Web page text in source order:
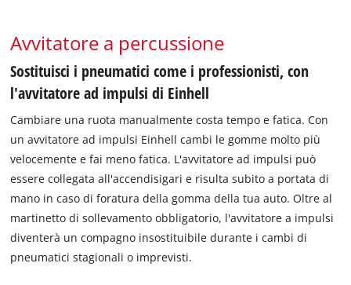
Avvitatore a percussione
Sostituisci i pneumatici come i professionisti, con
l'avvitatore ad impulsi di Einhell
Cambiare una ruota manualmente costa tempo e fatica. Con
un avvitatore ad impulsi Einhell cambi le gomme molto più
velocemente e fai meno fatica. L'avvitatore ad impulsi può
essere collegata all'accendisigari e risulta subito a portata di
mano in caso di foratura della gomma della tua auto. Oltre al
martinetto di sollevamento obbligatorio, l'avvitatore a impulsi
diventerà un compagno insostituibile durante i cambi di
pneumatici stagionali o imprevisti.